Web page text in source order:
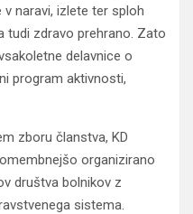
naravi, izlete ter sploh
tudi zdravo prehrano. Zato
delavnice o
program aktivnosti,
zboru članstva, KD
organizirano
društva bolnikov z
sistema.